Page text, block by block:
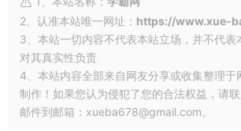
2、认准本站唯一网址： https://www.xue-
3、本站一切内容不代表本站立场，并不代表
对其真实性负责
4、本站内容全部来自网友分享或收集整理于
制作！如果您认为侵犯了您的合法权益，请
邮件到邮箱：xueba678@gmail.com。